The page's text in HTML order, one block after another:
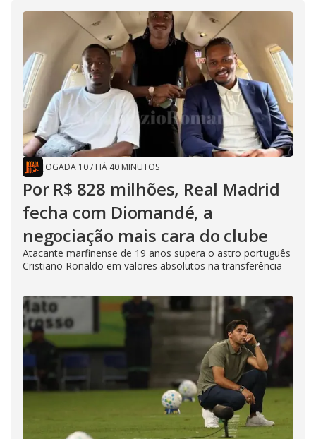
JOGADA 10/ HÁ 40 MINUTOS
Por R$ 828 milhões, Real Madrid
fecha com Diomandé, a
negociação mais cara do clube
Atacante marfinense de 19 anos supera o astro português
Cristiano Ronaldo em valores absolutos na transferência